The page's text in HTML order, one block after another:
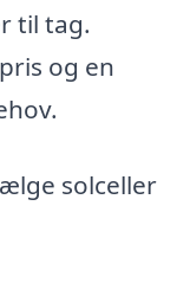
til tag.
og en
solceller